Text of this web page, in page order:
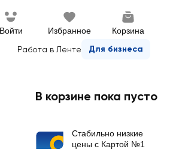
Войти Избранное
Корзина
Работа в Ленте
Для бизнеса
В корзине пока пусто
Стабильно низкие
цены с Картой №1